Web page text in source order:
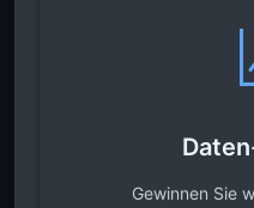
Gewinnen Sie